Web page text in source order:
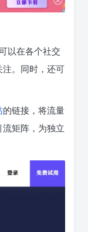
以在各个社交
。同时，还可
的链接，将流量
矩阵，为独立